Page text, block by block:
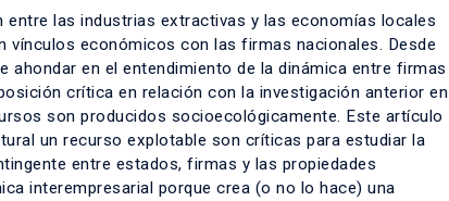
las industrias extractivas y las economías locales
económicos con las firmas nacionales. Desde
en el entendimiento de la dinámica entre firmas
crítica en relación con la investigación anterior en
son producidos socioecológicamente. Este artículo
un recurso explotable son críticas para estudiar la
entre estados, firmas y las propiedades
interempresarial porque crea (o no lo hace) una